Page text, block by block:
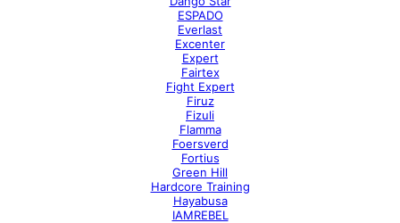
ESPADO
Everlast
Excenter
Expert
Fairtex
Fight Expert
Firuz
Fizuli
Flamma
Foersverd
Fortius
Green Hill
Hardcore Training
Hayabusa
IAMREBEL